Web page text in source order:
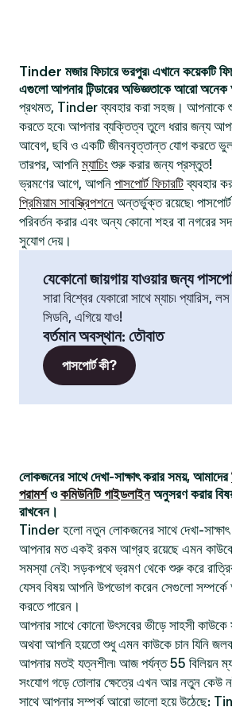
Tinder মজার ফিচারে ভরপুর৷ এখানে কয়েকটি
এগুলো আপনার টিন্ডারের অভিজ্ঞতাকে আরো
প্রথমত, Tinder ব্যবহার করা সহজ। আপনাকে
করতে হবে৷ আপনার ব্যক্তিত্ব তুলে ধরার জন্য
আবেগ, ছবি ও একটি জীবনবৃত্তান্ত যোগ করতে
তারপর, আপনিম্যাচিং শুরু করার জন্য প্রস্তুত!
ভ্রমণের আগে, আপনি পাসপোর্ট ফিচারটিব্যবহার
প্রিমিয়াম সাবস্ক্রিপশনে অন্তর্ভুক্ত রয়েছে৷
পরিবর্তন করার এবং অন্য কোনো শহর বা নগরের
সুযোগ দেয়।
যেকোনো জায়গায় যাওয়ার জন্য
সারা বিশ্বের যেকারো সাথে ম্যাচ৷ প্যারিস,
সিডনি, এগিয়ে যাও!
বর্তমান অবস্থান: তৌবাত
পাসপোর্ট কী?
লোকজনের সাথে দেখা-সাক্ষাৎ করার সময়, আমাদের
পরামর্শওকমিউনিটি গাইডলাইনঅনুসরণ করার
রাখবেন।
Tinder হলো নতুন লোকজনের সাথে দেখা-সাক্ষাৎ
আপনার মত একই রকম আগ্রহ রয়েছে এমন
সমস্যা নেই৷ সড়কপথে ভ্রমণ থেকে শুরু করে
যেসব বিষয় আপনি উপভোগ করেন সেগুলো
করতে পারেন।
আপনার সাথে কোনো উৎসবের ভীড়ে সাহসী কাউকে
অথবা আপনি হয়তো শুধু এমন কাউকে চান যিনি
আপনার মতই যত্নশীল৷ আজ পর্যন্ত 55 বিলিয়ন
সংযোগ গড়ে তোলার ক্ষেত্রে এখন আর নতুন কেউ
সাথে আপনার সম্পর্ক আরো ভালো হয়ে উঠেছে: